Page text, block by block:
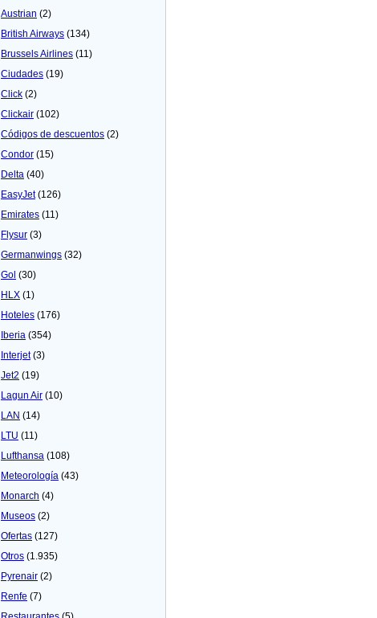
Austrian (2)
British Airways (134)
Brussels Airlines (11)
Ciudades (19)
Click (2)
Clickair (102)
Códigos de descuentos (2)
Condor (15)
Delta (40)
EasyJet(126)
Emirates (11)
Flysur (3)
Germanwings (32)
Gol (30)
HLX (1)
Hoteles (176)
Iberia (354)
Interjet(3)
Jet2 (19)
Lagun Air (10)
LAN (14)
LTU (11)
Lufthansa (108)
Meteorologí­a (43)
Monarch (4)
Museos (2)
Ofertas (127)
Otros (1.935)
Pyrenair (2)
Renfe (7)